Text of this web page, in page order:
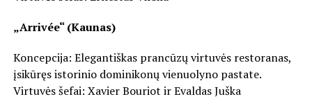
„Arrivée“ (Kaunas)
Koncepcija: Elegantiškas prancūzų virtuvės restoranas,
įsikūręs istorinio dominikonų vienuolyno pastate.
Virtuvės šefai: Xavier Bouriot ir Evaldas Juška